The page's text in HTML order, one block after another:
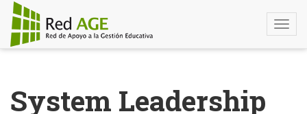
contenido
principal
System Leadership